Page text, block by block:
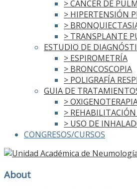
> CANCER DE
> HIPERTENSIÓN
>
> TRANSPLANTE
ESTUDIO DE
> ESPIROMETRÍA
> BRONCOSCOPIA
> POLIGRAFÍA
GUIA DE
>
>
> USO DE
CONGRESOS/CURSOS
About